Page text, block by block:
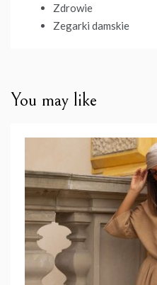
Zdrowie
Zegarki damskie
You may like